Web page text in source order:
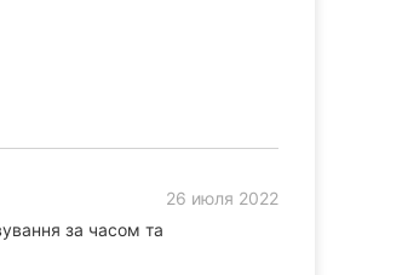
26 июля 2022
за часом та